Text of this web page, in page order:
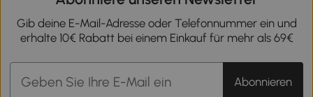
Gib deine E-Mail-Adresse oder Telefonnummer ein und
erhalte 10€ Rabatt bei einem Einkauf für mehr als 69€
Abonnieren